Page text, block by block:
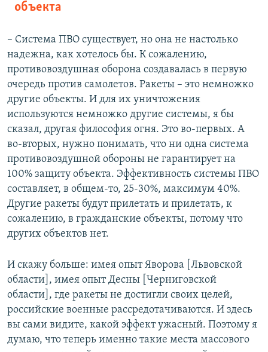
объекта
– Система ПВО существует, но она не настолько
надежна, как хотелось бы. К сожалению,
противовоздушная оборона создавалась в первую
очередь против самолетов. Ракеты – это немножко
другие объекты. И для их уничтожения
используются немножко другие системы, я бы
сказал, другая философия огня. Это во-первых. А
во-вторых, нужно понимать, что ни одна система
противовоздушной обороны не гарантирует на
100% защиту объекта. Эффективность системы ПВО
составляет, в общем-то, 25-30%, максимум 40%.
Другие ракеты будут прилетать и прилетать, к
сожалению, в гражданские объекты, потому что
других объектов нет.
И скажу больше: имея опыт Яворова [Львовской
области], имея опыт Десны [Черниговской
области], где ракеты не достигли своих целей,
российские военные рассредотачиваются. И здесь
вы сами видите, какой эффект ужасный. Поэтому я
думаю, что теперь именно такие места массового